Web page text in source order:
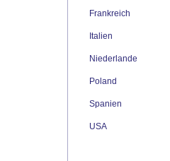
Frankreich
Italien
Niederlande
Poland
Spanien
USA